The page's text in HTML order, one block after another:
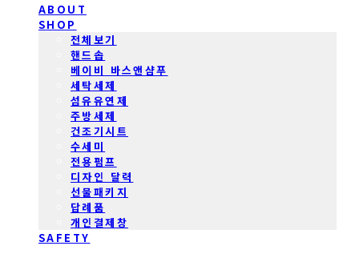
ABOUT
SHOP
전체보기
핸드솝
베이비 바스앤샴푸
세탁세제
섬유유연제
주방세제
건조기시트
수세미
전용펌프
디자인 달력
선물패키지
답례품
개인결제창
SAFETY